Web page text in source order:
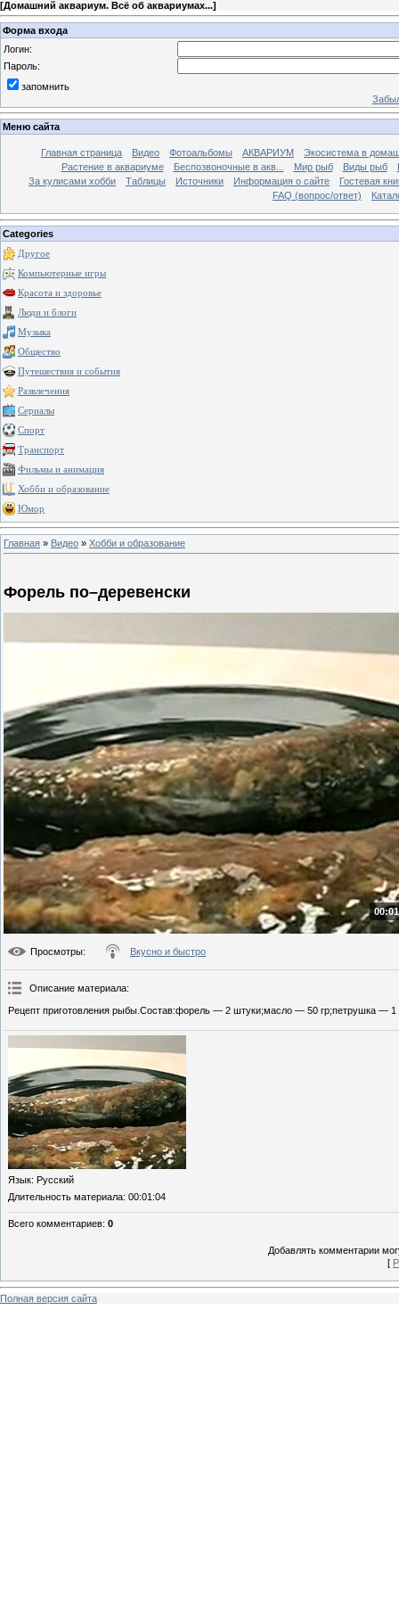
[Домашний аквариум. Всё об аквариумах...]
Форма входа
Логин:
Пароль:
запомнить
Меню сайта
Главная страница Видео Фотоальбомы АКВАРИУМ
Экосистема в
Растение в аквариуме
Беспозвоночные в акв... Мир рыб Виды рыб
За кулисами хобби
Таблицы Источники Информация о сайте
Гостевая
FAQ (вопрос/ответ)
Categories
Другое
Компьютерные игры
Красота и здоровье
Люди и блоги
Музыка
Общество
Путешествия и события
Развлечения
Сериалы
Спорт
Транспорт
Фильмы и анимация
Хобби и образование
Юмор
Главная » Видео » Хобби и образование
Форель по–деревенски
Просмотры: Вкусно и быстро
Описание материала:
Рецепт приготовления рыбы.Состав:форель — 2 штуки;масло — 50 гр;петрушка —
Язык: Русский
Длительность материала: 00:01:04
Всего комментариев: 0
Добавлять комментарии
[
Полная версия сайта